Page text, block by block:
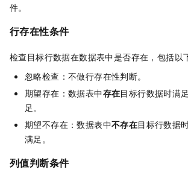
件。
行存在性条件
检查目标行数据在数据表中是否存在，包括以
忽略检查：不做行存在性判断。
期望存在：数据表中存在目标行数据时满
足。
期望不存在：数据表中不存在目标行数据
满足。
列值判断条件